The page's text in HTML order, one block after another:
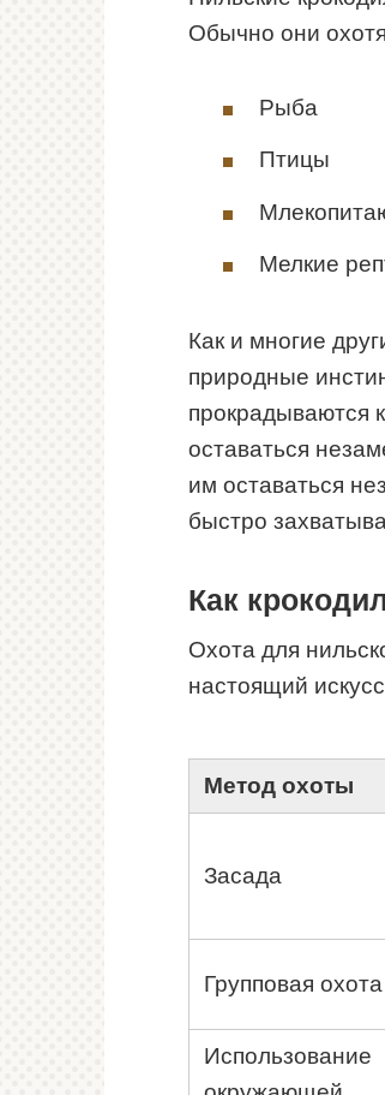
Обычно они
Рыба
Птицы
Мелкие
Как и многие
природные
прокрадываются
оставаться
им оставаться
быстро
Как
Охота для
настоящий
Метод охоты
Засада
Групповая охота
Использование